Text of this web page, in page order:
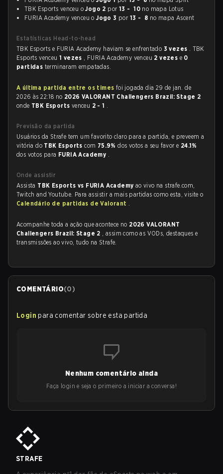
TBK Esports venceu oJogo 2 por 13 - 10 no mapa Lotus
FURIA Academy venceu oJogo 3 por 13 - 8 no mapa Ascent
Estatísticas Head-to-head
TBK Esports e FURIA Academy haviam se enfrentado 3 vezes . TBK
Esports venceu1 vezes , FURIA Academy venceu 2 vezes e 0
partidas terminaram empatadas.
A última partida entre os times foi jogada dia 29 de jan. de
2026 às 22:18 no 2026 VALORANT Challengers Brazil: Stage 2
onde TBK Esports venceu 2 - 1 .
Previsão da partida
Usuários da Strafe tem um favorito claro para a partida, e preveem a
vitória do TBK Esportscom 75.9%dos votos a seu favor e 24.1%
dos votos para FURIA Academy .
Onde assistir
Assista TBK Esports vs FURIA Academy ao vivo na strafe.com,
Twitch and Youtube. Para assistir a mais partidas como esta, visite o
Calendário de partidas de Valorant .
Acompanhe toda a ação que acontece no 2026 VALORANT
Challengers Brazil: Stage 2 , assim como as VODs, destaques e
transmissões ao vivo, tudo na Strafe.
COMENTÁRIO(0)
Login para comentar sobre esta partida
Nenhum comentário ainda
Faça login e seja o primeiro a iniciar a conversa!
STRAFE